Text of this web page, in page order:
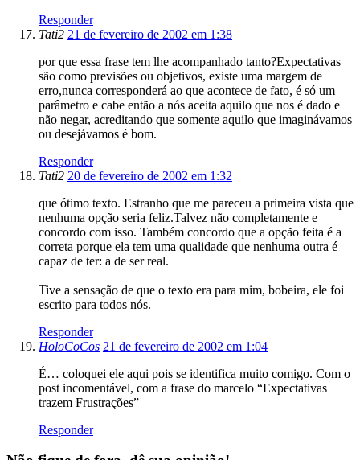
Responder
Tati2 21 de fevereiro de 2002 em 1:38
por que essa frase tem lhe acompanhado tanto?Expectativas
são como previsões ou objetivos, existe uma margem de
erro,nunca corresponderá ao que acontece de fato, é só um
parâmetro e cabe então a nós aceita aquilo que nos é dado e
não negar, acreditando que somente aquilo que imaginávamos
ou desejávamos é bom.
Responder
Tati2 20 de fevereiro de 2002 em 1:32
que ótimo texto. Estranho que me pareceu a primeira vista que
nenhuma opção seria feliz.Talvez não completamente e
concordo com isso. Também concordo que a opção feita é a
correta porque ela tem uma qualidade que nenhuma outra é
capaz de ter: a de ser real.
Tive a sensação de que o texto era para mim, bobeira, ele foi
escrito para todos nós.
Responder
HoloCoCos 21 de fevereiro de 2002 em 1:04
É… coloquei ele aqui pois se identifica muito comigo. Com o
post incomentável, com a frase do marcelo “Expectativas
trazem Frustrações”
Responder